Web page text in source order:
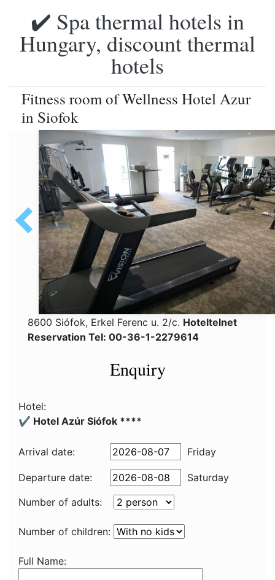
✔️ Spa thermal hotels in
Hungary, discount thermal
hotels
Fitness room of Wellness Hotel Azur
in Siofok
8600 Siófok, Erkel Ferenc u. 2/c. Hoteltelnet
Reservation Tel: 00-36-1-2279614
Enquiry
Hotel:
✔️ Hotel Azúr Siófok ****
Arrival date: Friday
Departure date:
Saturday
Number of adults:
Number of children:
Full Name: